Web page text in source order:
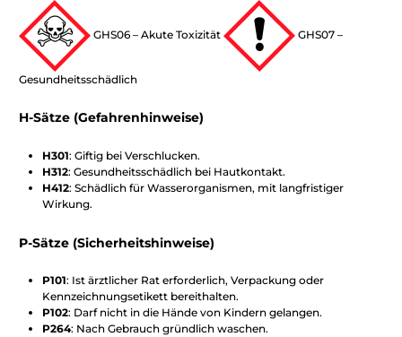
GHS06 – Akute Toxizität GHS07 –
Gesundheitsschädlich
H-Sätze (Gefahrenhinweise)
H301: Giftig bei Verschlucken.
H312: Gesundheitsschädlich bei Hautkontakt.
H412: Schädlich für Wasserorganismen, mit langfristiger
Wirkung.
P-Sätze (Sicherheitshinweise)
P101: Ist ärztlicher Rat erforderlich, Verpackung oder
Kennzeichnungsetikett bereithalten.
P102: Darf nicht in die Hände von Kindern gelangen.
P264: Nach Gebrauch gründlich waschen.